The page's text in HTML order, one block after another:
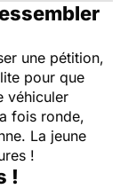
une pétition,
pour que
véhiculer
fois ronde,
La jeune
!
!